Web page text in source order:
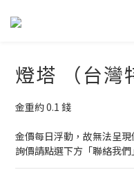
燈塔 （台灣
金重約 0.1 錢
金價每日浮動，故無法呈現
詢價請點選下方「聯絡我